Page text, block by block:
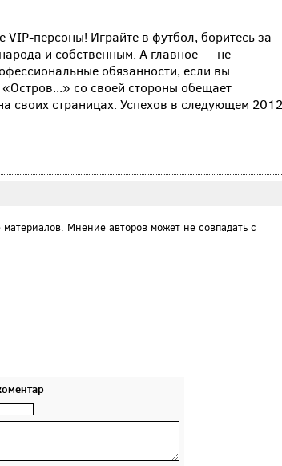
персоны! Играйте в футбол, боритесь за
и собственным. А главное — не
обязанности, если вы
со своей стороны обещает
своих страницах. Успехов в следующем 2012
Мнение авторов может не совпадать с